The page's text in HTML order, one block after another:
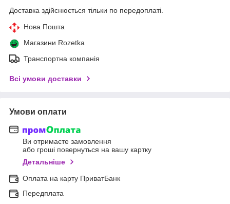
Доставка здійснюється тільки по передоплаті.
Нова Пошта
Магазини Rozetka
Транспортна компанія
Всі умови доставки
Умови оплати
Ви отримаєте замовлення
або гроші повернуться на вашу картку
Детальніше
Оплата на карту ПриватБанк
Передплата